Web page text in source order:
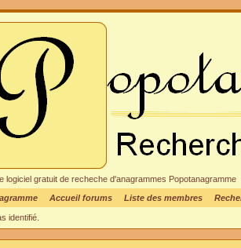
logiciel gratuit de recheche d'anagrammes Popotanagramme
Accueil forums Liste des membres
identifié.